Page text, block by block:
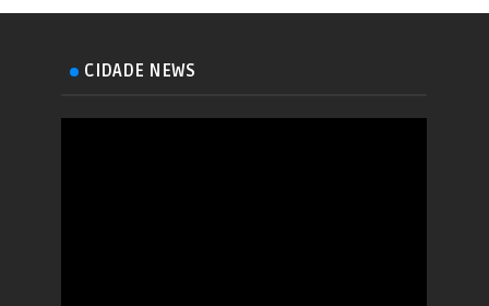
CIDADE NEWS